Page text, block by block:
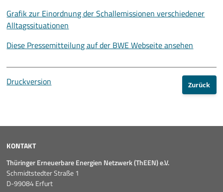
Grafik zur Einordnung der Schallemissionen verschiedener
Alltagssituationen
Diese Pressemitteilung auf der BWE Webseite ansehen
Druckversion Zurück
KONTAKT
Thüringer Erneuerbare Energien Netzwerk (ThEEN) e.V.
Schmidtstedter Straße 1
D-99084 Erfurt